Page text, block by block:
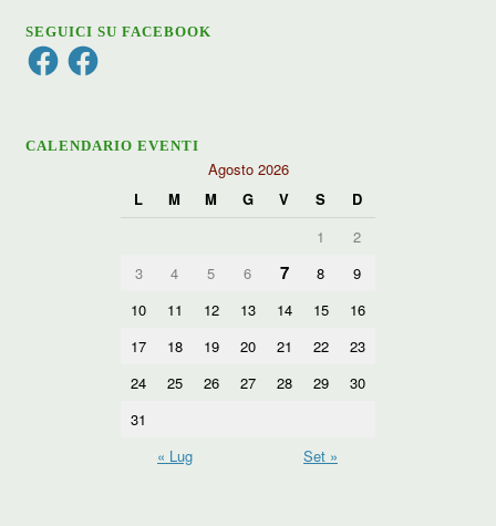
SEGUICI SU FACEBOOK
FacebookFacebook
CALENDARIO EVENTI
Agosto 2026
L
M M G V S
D
1
2
3
4 5 6 7 8
9
10
11 12 13 14 15
16
17
18 19 20 21 22
23
24
25 26 27 28 29
30
31
« Lug
Set »